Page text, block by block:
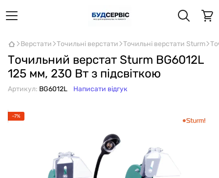
Верстати Точильні верстати Точильні верстати Sturm
Точильний верстат Sturm BG6012L
125 мм, 230 Вт з підсвіткою
Артикул: BG6012L Написати відгук
−7%